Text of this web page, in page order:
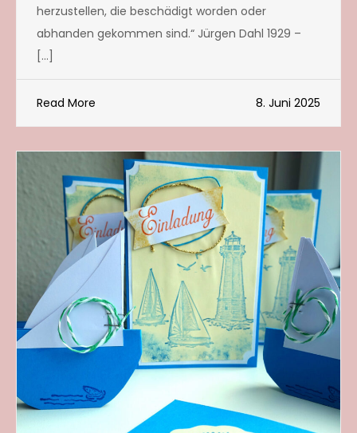
herzustellen, die beschädigt worden oder
abhanden gekommen sind.“ Jürgen Dahl 1929 –
[…]
Read More 8. Juni 2025